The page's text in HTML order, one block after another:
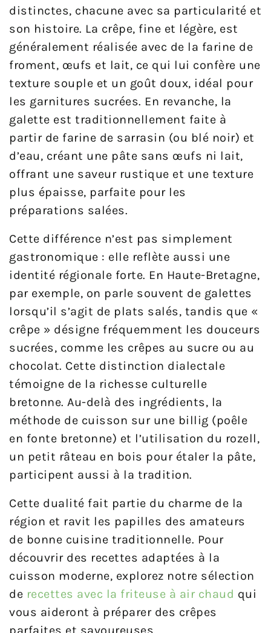
distinctes, chacune avec sa particularité et
son histoire. La crêpe, fine et légère, est
généralement réalisée avec de la farine de
froment, œufs et lait, ce qui lui confère une
texture souple et un goût doux, idéal pour
les garnitures sucrées. En revanche, la
galette est traditionnellement faite à
partir de farine de sarrasin (ou blé noir) et
d’eau, créant une pâte sans œufs ni lait,
offrant une saveur rustique et une texture
plus épaisse, parfaite pour les
préparations salées.
Cette différence n’est pas simplement
gastronomique : elle reflète aussi une
identité régionale forte. En Haute-Bretagne,
par exemple, on parle souvent de galettes
lorsqu’il s’agit de plats salés, tandis que «
crêpe » désigne fréquemment les douceurs
sucrées, comme les crêpes au sucre ou au
chocolat. Cette distinction dialectale
témoigne de la richesse culturelle
bretonne. Au-delà des ingrédients, la
méthode de cuisson sur une billig (poêle
en fonte bretonne) et l’utilisation du rozell,
un petit râteau en bois pour étaler la pâte,
participent aussi à la tradition.
Cette dualité fait partie du charme de la
région et ravit les papilles des amateurs
de bonne cuisine traditionnelle. Pour
découvrir des recettes adaptées à la
cuisson moderne, explorez notre sélection
de recettes avec la friteuse à air chaud qui
vous aideront à préparer des crêpes
parfaites et savoureuses.